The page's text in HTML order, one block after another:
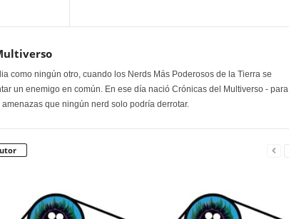
como ningún otro, cuando los Nerds Más Poderosos de la Tierra se
un enemigo en común. En ese día nació Crónicas del Multiverso - para
que ningún nerd solo podría derrotar.